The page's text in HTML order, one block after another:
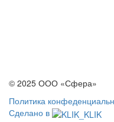
© 2025 ООО «Сфера»
Политика
Сделано в